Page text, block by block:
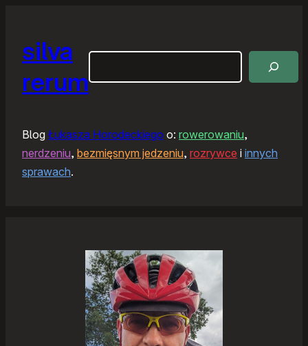
silva
rerum
Blog Łukasza Horodeckiego o: rowerowaniu,
nerdzeniu, bezmięsnym jedzeniu, rozrywce i innych
sprawach.